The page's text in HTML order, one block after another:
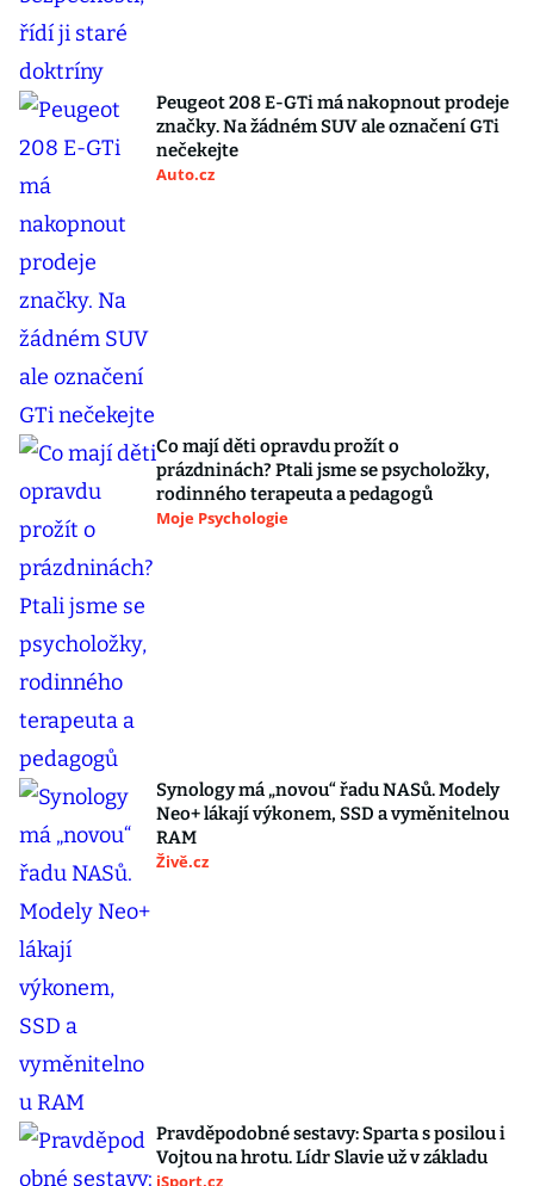
Peugeot 208 E-GTi má nakopnout prodeje
značky. Na žádném SUV ale označení GTi
nečekejte
Auto.cz
Co mají děti opravdu prožít o
prázdninách? Ptali jsme se psycholožky,
rodinného terapeuta a pedagogů
Moje Psychologie
Synology má „novou“ řadu NASů. Modely
Neo+ lákají výkonem, SSD a vyměnitelnou
RAM
Živě.cz
Pravděpodobné sestavy: Sparta s posilou i
Vojtou na hrotu. Lídr Slavie už v základu
iSport.cz